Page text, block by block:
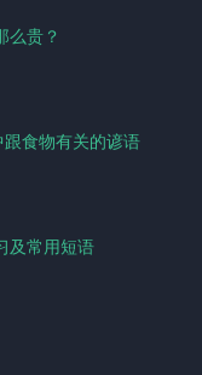
么贵？
跟食物有关的谚语
及常用短语